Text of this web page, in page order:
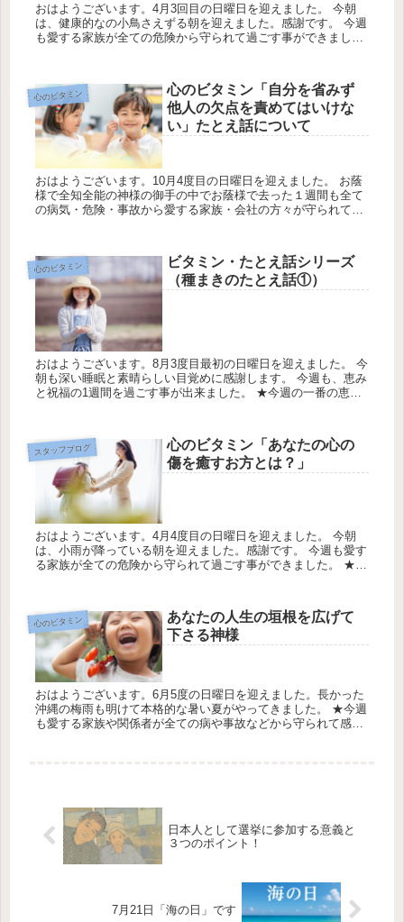
おはようございます。4月3回目の日曜日を迎えました。 今朝
は、健康的なの小鳥さえずる朝を迎えました。感謝です。 今週
も愛する家族が全ての危険から守られて過ごす事ができまし
心のビタミン
心のビタミン「自分を省みず
他人の欠点を責めてはいけな
い」たとえ話について
おはようございます。10月4度目の日曜日を迎えました。 お蔭
様で全知全能の神様の御手の中でお蔭様で去った１週間も全て
の病気・危険・事故から愛する家族・会社の方々が守られて心
心のビタミン
ビタミン・たとえ話シリーズ
（種まきのたとえ話①）
おはようございます。8月3度目最初の日曜日を迎えました。 今
朝も深い睡眠と素晴らしい目覚めに感謝します。 今週も、恵み
と祝福の1週間を過ごす事が出来ました。 ★今週の一番の恵み
スタッフブログ
心のビタミン「あなたの心の
傷を癒すお方とは？」
おはようございます。4月4度目の日曜日を迎えました。 今朝
は、小雨が降っている朝を迎えました。感謝です。 今週も愛す
る家族が全ての危険から守られて過ごす事ができました。 ★去
心のビタミン
あなたの人生の垣根を広げて
下さる神様
おはようございます。6月5度の日曜日を迎えました。長かった
沖縄の梅雨も明けて本格的な暑い夏がやってきました。 ★今週
も愛する家族や関係者が全ての病や事故などから守られて感謝
日本人として選挙に参加する意義と
３つのポイント！
7月21日「海の日」です